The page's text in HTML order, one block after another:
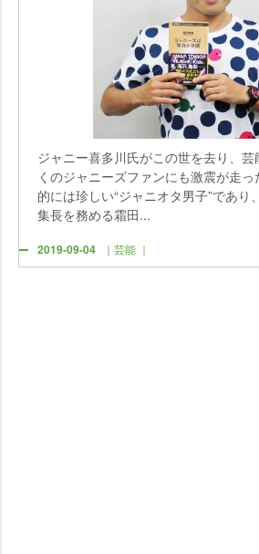
ジャニー喜多川氏がこの世を去り、
くのジャニーズファンにも激震が走
的には珍しい“ジャニオタ男子”であり
集長を務める霜田...
2019-09-04 ｜芸能 ｜